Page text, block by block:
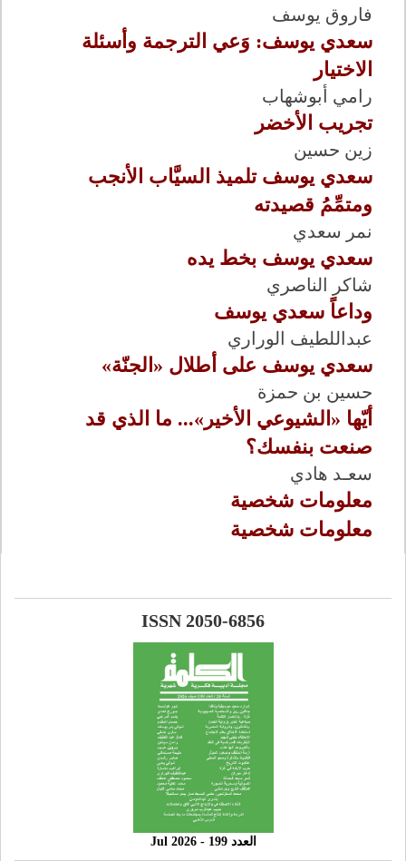
فاروق يوسف
سعدي يوسف: وَعي الترجمة وأسئلة
الاختيار
رامي أبوشهاب
تجريب الأخضر
زين حسين
سعدي يوسف تلميذ السيَّاب الأنجب
ومتمِّمُ قصيدته
نمر سعدي
سعدي يوسف بخط يده
شاكر الناصري
وداعاً سعدي يوسف
عبداللطيف الوراري
سعدي يوسف على أطلال «الجنّة»
حسين بن حمزة
أيّها «الشيوعي الأخير»... ما الذي قد
صنعت بنفسك؟
سعـد هادي
معلومات شخصية
معلومات شخصية
ISSN 2050-6856
العدد 199 - 2026 Jul